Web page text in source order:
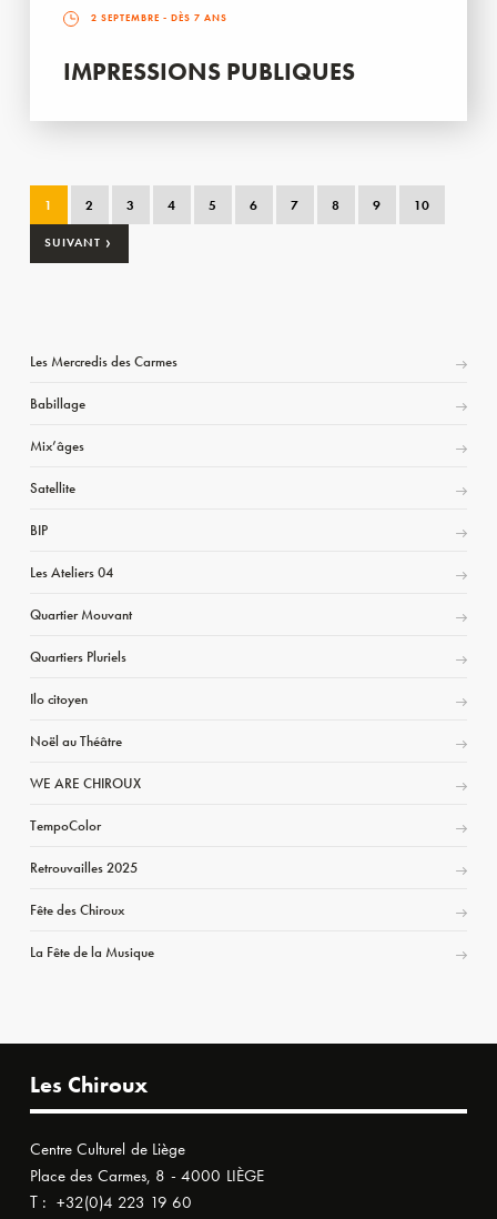
2 SEPTEMBRE - DÈS 7 ANS
IMPRESSIONS PUBLIQUES
1 2 3 4 5 6 7 8 9 10
SUIVANT ›
Les Mercredis des Carmes
Babillage
Mix’âges
Satellite
BIP
Les Ateliers 04
Quartier Mouvant
Quartiers Pluriels
Ilo citoyen
Noël au Théâtre
WE ARE CHIROUX
TempoColor
Retrouvailles 2025
Fête des Chiroux
La Fête de la Musique
Les Chiroux
Centre Culturel de Liège
Place des Carmes, 8 - 4000 LIÈGE
T : +32(0)4 223 19 60